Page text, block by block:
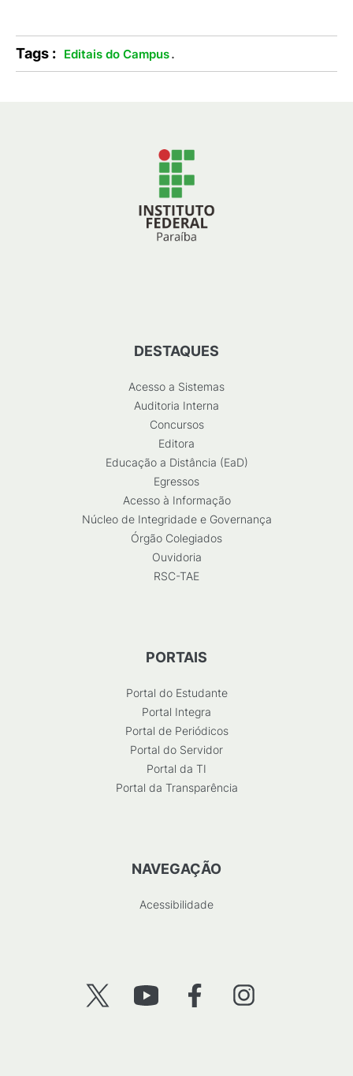
Tags : Editais do Campus.
DESTAQUES
Acesso a Sistemas
Auditoria Interna
Concursos
Editora
Educação a Distância (EaD)
Egressos
Acesso à Informação
Núcleo de Integridade e Governança
Órgão Colegiados
Ouvidoria
RSC-TAE
PORTAIS
Portal do Estudante
Portal Integra
Portal de Periódicos
Portal do Servidor
Portal da TI
Portal da Transparência
NAVEGAÇÃO
Acessibilidade